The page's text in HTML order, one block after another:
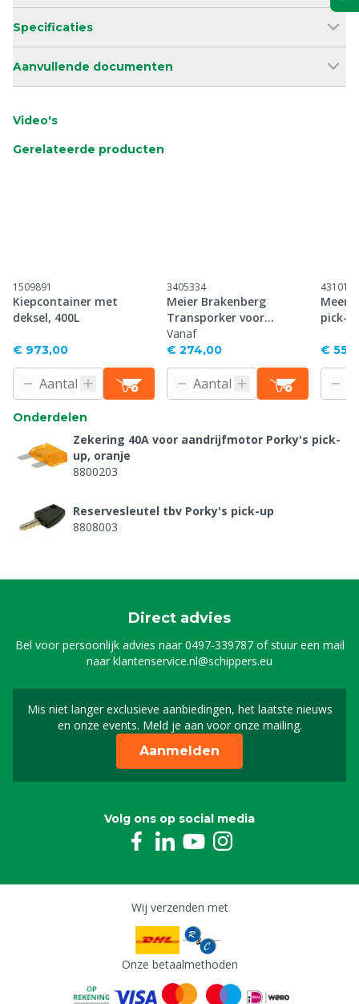
Specificaties
Aanvullende documenten
Video's
Gerelateerde producten
1509891
Kiepcontainer met
deksel, 400L
€ 973,00
3405334
Meier Brakenberg
Transporker voor
vleesvarkens
Vanaf
€ 274,00
4310152
pick-
€
Onderdelen
Zekering 40A voor aandrijfmotor Porky's pick-
up, oranje
8800203
Reservesleutel tbv Porky's pick-up
8808003
geel
Oplader tbv Kadaverwagen Porky's pick up
4311152
Fuse 3A voor besturingscircuit Porky's pick-up,
roze
8808013
Zekering 5A voor oplaadcircuit Porky's pick-up,
8808014
Direct advies
Bel voor persoonlijk advies naar0497-339787of stuur een mail
naarklantenservice.nl@schippers.eu
Mis niet langer exclusieve aanbiedingen, het laatste nieuws
en onze events. Meld je aan voor onze mailing.
Schrijf je in voor onze
Aanmelden
Volg ons op social media
Wij verzenden met
Onze betaalmethoden